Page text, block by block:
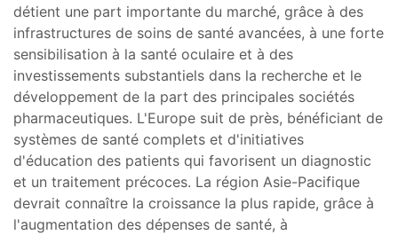
détient une part importante du marché, grâce à des
infrastructures de soins de santé avancées, à une forte
sensibilisation à la santé oculaire et à des
investissements substantiels dans la recherche et le
développement de la part des principales sociétés
pharmaceutiques. L'Europe suit de près, bénéficiant de
systèmes de santé complets et d'initiatives
d'éducation des patients qui favorisent un diagnostic
et un traitement précoces. La région Asie-Pacifique
devrait connaître la croissance la plus rapide, grâce à
l'augmentation des dépenses de santé, à